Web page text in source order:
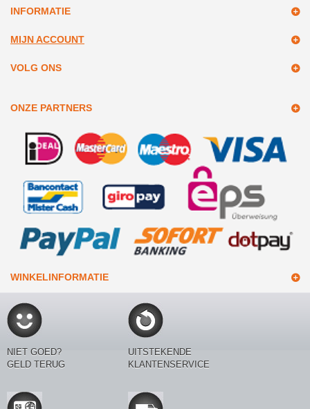
INFORMATIE
MIJN ACCOUNT
VOLG ONS
ONZE PARTNERS
WINKELINFORMATIE
NIET GOED?
GELD TERUG
UITSTEKENDE
KLANTENSERVICE